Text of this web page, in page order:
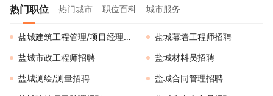
热门职位 热门城市 职位百科 城市服务
盐城建筑工程管理/项目经理招聘
盐城幕墙工程师招聘
盐城市政工程师招聘
盐城材料员招聘
盐城测绘/测量招聘
盐城合同管理招聘